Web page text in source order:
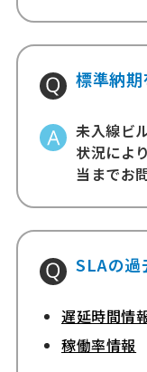
標準納期
未入線ビ
状況によ
当までお
SLAの過
遅延時間情
稼働率情報